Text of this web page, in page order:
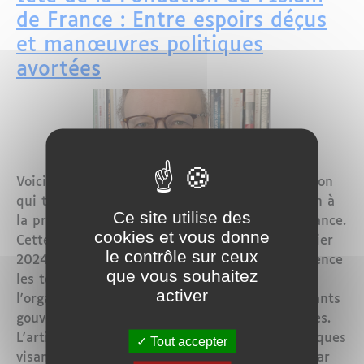
de France : Entre espoirs déçus
et manœuvres politiques
avortées
Voici un article récemment reçu pour publication
qui traite de la réélection de Ghaleb Bencheikh à
la présidence de la Fondation de l'Islam de France.
Cette réélection, qui a eu lieu le mardi 27 février
2024, est examinée en détail, mettant en évidence
les tensions politiques internes au sein de
l'organisation, notamment entre les représentants
gouvernementaux et les personnalités qualifiées.
L'article expose également les tentatives politiques
visant à favoriser un autre candidat soutenu par
Ce site utilise des
cookies et vous donne
le contrôle sur ceux
que vous souhaitez
activer
Tout accepter